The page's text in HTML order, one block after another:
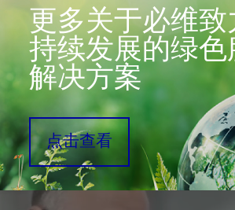
更多关于必维致
持续发展的绿色
解决方案
点击查看